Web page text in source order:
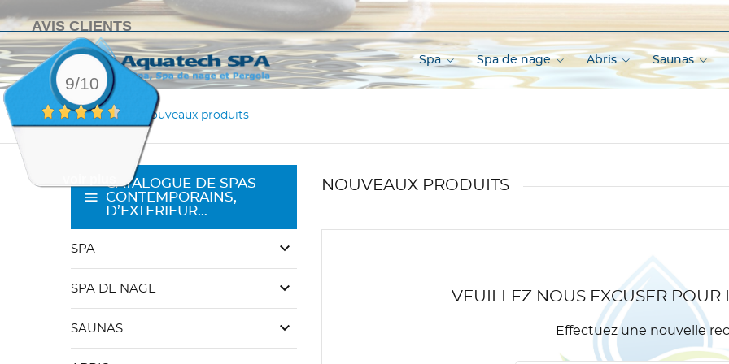
Spa Spa de nage Abris Saunas
Accueil Nouveaux produits
CATALOGUE DE SPAS
CONTEMPORAINS,
D’EXTERIEUR…
SPA keyboard_arrow_down
SPA DE NAGE keyboard_arrow_down
SAUNAS keyboard_arrow_down
NOUVEAUX PRODUITS
VEUILLEZ NOUS EXCUSER POUR
Effectuez une nouvelle
AVIS CLIENTS
9/10